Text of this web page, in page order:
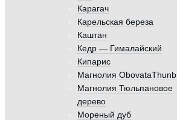
Карагач
Карельская береза
Каштан
Кедр — Гималайский
Кипарис
Магнолия ObovataThunb
Магнолия Тюльпановое
дерево
Мореный дуб